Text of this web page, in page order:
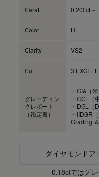
Carat 0.200ct～
Color H
Clarity VS2
Cut 3
グレーディン
グレポート
（鑑定書）
・GIA（
・CGL（
・DGL（
・IIDGR
Grading
ダイヤモンドア
0.18ctではグ